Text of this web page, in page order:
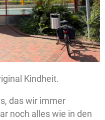
Kindheit.
das wir immer
noch alles wie in den